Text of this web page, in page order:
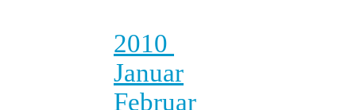
2010
Januar
Februar